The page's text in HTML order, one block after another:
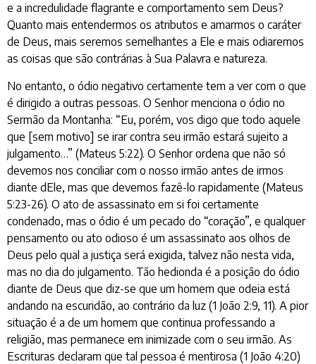
e a incredulidade flagrante e comportamento sem Deus?
Quanto mais entendermos os atributos e amarmos o caráter
de Deus, mais seremos semelhantes a Ele e mais odiaremos
as coisas que são contrárias à Sua Palavra e natureza.
No entanto, o ódio negativo certamente tem a ver com o que
é dirigido a outras pessoas. O Senhor menciona o ódio no
Sermão da Montanha: “Eu, porém, vos digo que todo aquele
que [sem motivo] se irar contra seu irmão estará sujeito a
julgamento…” (Mateus 5:22). O Senhor ordena que não só
devemos nos conciliar com o nosso irmão antes de irmos
diante dEle, mas que devemos fazê-lo rapidamente (Mateus
5:23-26). O ato de assassinato em si foi certamente
condenado, mas o ódio é um pecado do “coração”, e qualquer
pensamento ou ato odioso é um assassinato aos olhos de
Deus pelo qual a justiça será exigida, talvez não nesta vida,
mas no dia do julgamento. Tão hedionda é a posição do ódio
diante de Deus que diz-se que um homem que odeia está
andando na escuridão, ao contrário da luz (1 João 2:9, 11). A pior
situação é a de um homem que continua professando a
religião, mas permanece em inimizade com o seu irmão. As
Escrituras declaram que tal pessoa é mentirosa (1 João 4:20)